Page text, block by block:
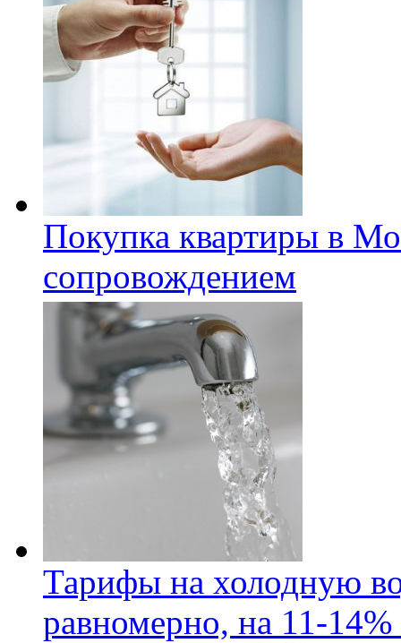
Покупка квартиры в
сопровождением
Тарифы на холодную
равномерно, на 11-14%